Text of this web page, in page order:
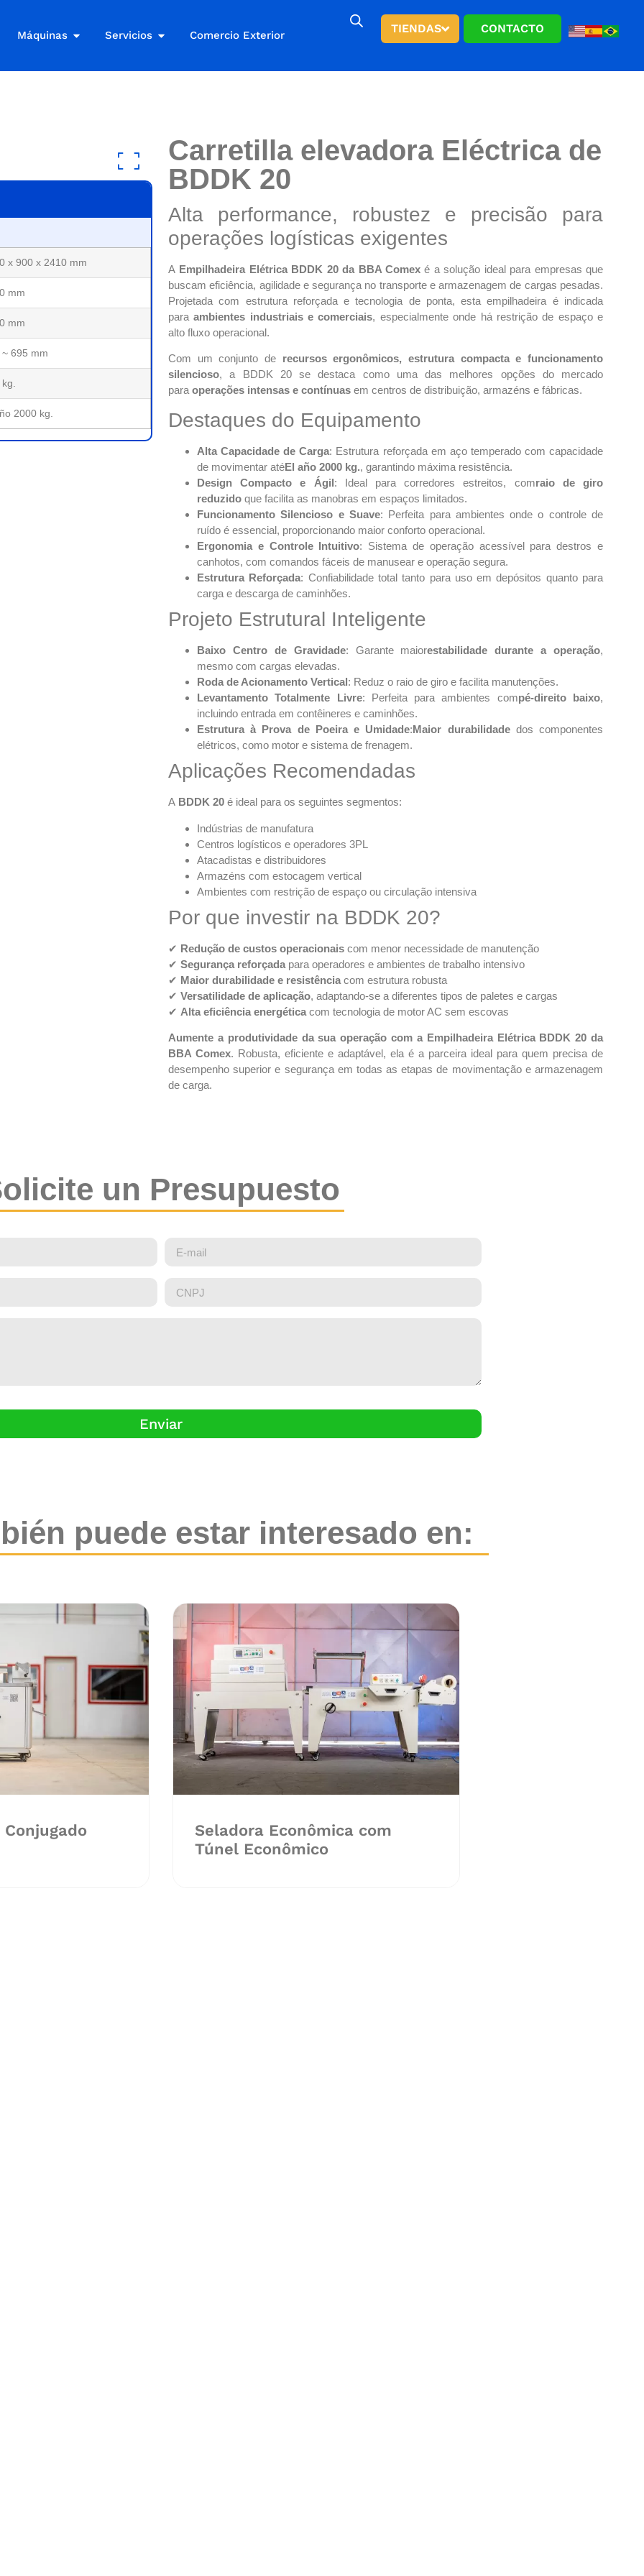
Máquinas Servicios Comercio Exterior
TIENDAS CONTACTO
x 900 x 2410 mm
mm
mm
695 mm
2000 kg.
Carretilla elevadora Eléctrica de
BDDK 20
Alta performance, robustez e precisão para
operações logísticas exigentes
A Empilhadeira Elétrica BDDK 20 da BBA Comex é a solução ideal para empresas que
buscam eficiência, agilidade e segurança no transporte e armazenagem de cargas pesadas.
Projetada com estrutura reforçada e tecnologia de ponta, esta empilhadeira é indicada
paraambientes industriais e comerciais, especialmente onde há restrição de espaço e
alto fluxo operacional.
Com um conjunto de recursos ergonômicos, estrutura compacta e funcionamento
silencioso, a BDDK 20 se destaca como uma das melhores opções do mercado
para operações intensas e contínuas em centros de distribuição, armazéns e fábricas.
Destaques do Equipamento
Alta Capacidade de Carga: Estrutura reforçada em aço temperado com capacidade
de movimentar atéEl año 2000 kg., garantindo máxima resistência.
Design Compacto e Ágil: Ideal para corredores estreitos, comraio de giro
reduzido que facilita as manobras em espaços limitados.
Funcionamento Silencioso e Suave: Perfeita para ambientes onde o controle de
ruído é essencial, proporcionando maior conforto operacional.
Ergonomia e Controle Intuitivo: Sistema de operação acessível para destros e
canhotos, com comandos fáceis de manusear e operação segura.
Estrutura Reforçada: Confiabilidade total tanto para uso em depósitos quanto para
carga e descarga de caminhões.
Projeto Estrutural Inteligente
Baixo Centro de Gravidade: Garante maiorestabilidade durante a operação,
mesmo com cargas elevadas.
Roda de Acionamento Vertical: Reduz o raio de giro e facilita manutenções.
Levantamento Totalmente Livre: Perfeita para ambientes compé-direito baixo,
incluindo entrada em contêineres e caminhões.
Estrutura à Prova de Poeira e Umidade:Maior durabilidadedos componentes
elétricos, como motor e sistema de frenagem.
Aplicações Recomendadas
A BDDK 20 é ideal para os seguintes segmentos:
Indústrias de manufatura
Centros logísticos e operadores 3PL
Atacadistas e distribuidores
Armazéns com estocagem vertical
Ambientes com restrição de espaço ou circulação intensiva
Por que investir na BDDK 20?
✔ Redução de custos operacionais com menor necessidade de manutenção
✔ Segurança reforçada para operadores e ambientes de trabalho intensivo
✔ Maior durabilidade e resistência com estrutura robusta
✔ Versatilidade de aplicação, adaptando-se a diferentes tipos de paletes e cargas
✔ Alta eficiência energética com tecnologia de motor AC sem escovas
Aumente a produtividade da sua operação com a Empilhadeira Elétrica BDDK 20 da
BBA Comex. Robusta, eficiente e adaptável, ela é a parceira ideal para quem precisa de
desempenho superior e segurança em todas as etapas de movimentação e armazenagem
de carga.
un Presupuesto
Enviar
puede estar interesado en:
Seladora Econômica com
Túnel Econômico